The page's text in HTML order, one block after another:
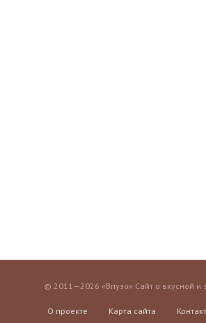
© 2011—2026 «Впузо» Сайт о вкусной
О проекте Карта сайта